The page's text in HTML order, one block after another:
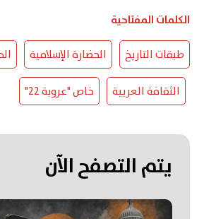
الكلمات المفتاحية
طبقات التاريخ الحضارة الإسلامية
الثقافة العربية خاص "عروبة 22"
يتم التصفح الآن